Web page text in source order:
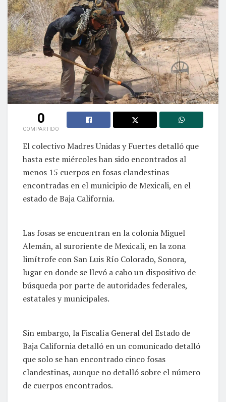
0
COMPARTIDO
El colectivo Madres Unidas y Fuertes detalló que
hasta este miércoles han sido encontrados al
menos 15 cuerpos en fosas clandestinas
encontradas en el municipio de Mexicali, en el
estado de Baja California.
Las fosas se encuentran en la colonia Miguel
Alemán, al suroriente de Mexicali, en la zona
limítrofe con San Luis Río Colorado, Sonora,
lugar en donde se llevó a cabo un dispositivo de
búsqueda por parte de autoridades federales,
estatales y municipales.
Sin embargo, la Fiscalía General del Estado de
Baja California detalló en un comunicado detalló
que solo se han encontrado cinco fosas
clandestinas, aunque no detalló sobre el número
de cuerpos encontrados.